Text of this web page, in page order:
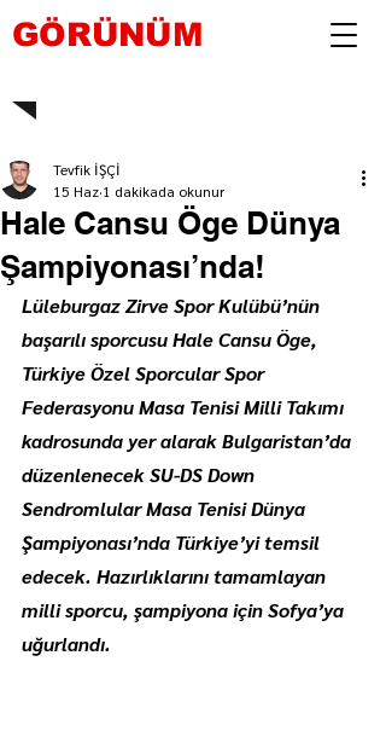
GÖRÜNÜM
Hale Cansu Öge Dünya
Şampiyonası’nda!
Tevfik İŞÇİ
15 Haz 1 dakikada okunur
Lüleburgaz Zirve Spor Kulübü’nün
başarılı sporcusu Hale Cansu Öge,
Türkiye Özel Sporcular Spor
Federasyonu Masa Tenisi Milli Takımı
kadrosunda yer alarak Bulgaristan’da
düzenlenecek SU-DS Down
Sendromlular Masa Tenisi Dünya
Şampiyonası’nda Türkiye’yi temsil
edecek. Hazırlıklarını tamamlayan
milli sporcu, şampiyona için Sofya’ya
uğurlandı.